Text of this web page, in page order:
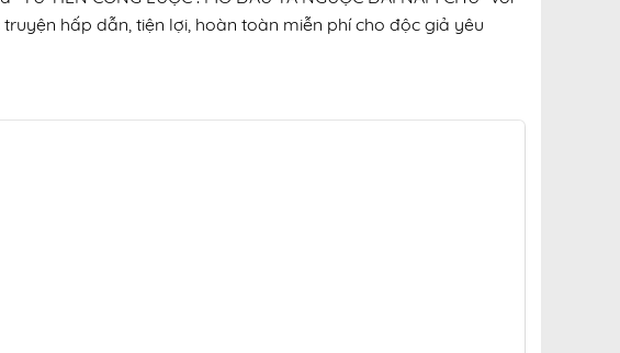
hấp dẫn, tiện lợi, hoàn toàn miễn phí cho độc giả yêu